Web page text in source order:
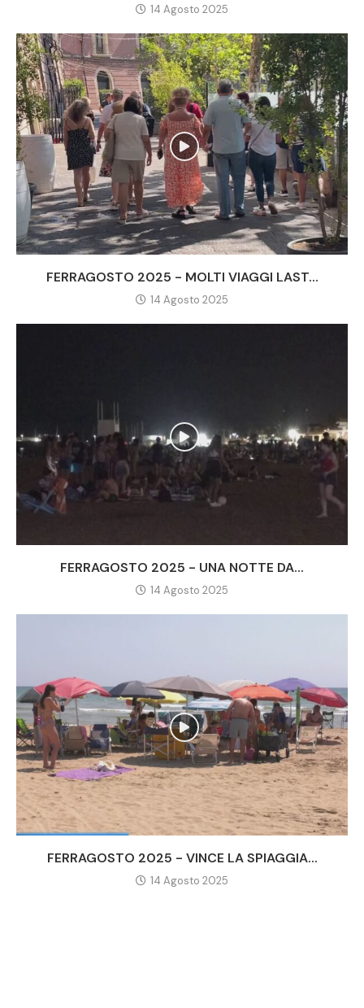
14 Agosto 2025
FERRAGOSTO 2025 - MOLTI VIAGGI LAST...
14 Agosto 2025
FERRAGOSTO 2025 - UNA NOTTE DA...
14 Agosto 2025
FERRAGOSTO 2025 - VINCE LA SPIAGGIA...
14 Agosto 2025